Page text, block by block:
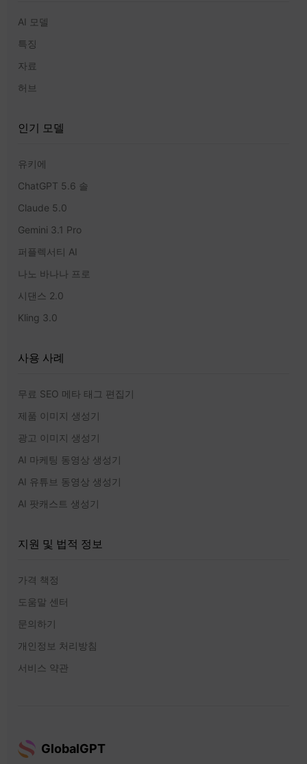
AI 모델
특징
자료
허브
인기 모델
유키에
ChatGPT 5.6 솔
Claude 5.0
Gemini 3.1 Pro
퍼플렉서티 AI
나노 바나나 프로
시댄스 2.0
Kling 3.0
사용 사례
무료 SEO 메타 태그 편집기
제품 이미지 생성기
광고 이미지 생성기
AI 마케팅 동영상 생성기
AI 유튜브 동영상 생성기
AI 팟캐스트 생성기
지원 및 법적 정보
가격 책정
도움말 센터
문의하기
개인정보 처리방침
서비스 약관
GlobalGPT